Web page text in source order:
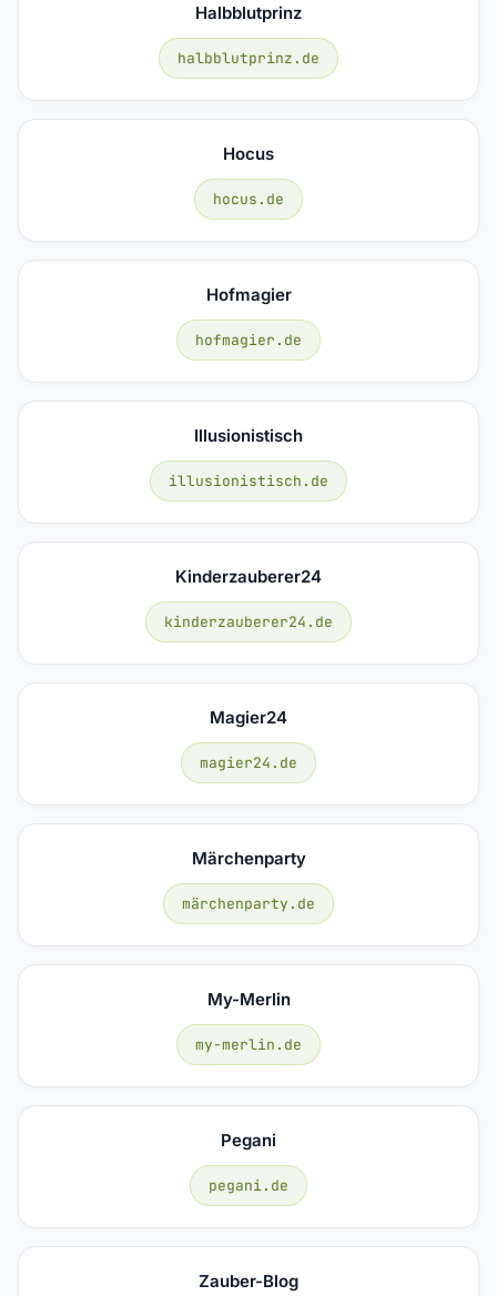
Halbblutprinz
halbblutprinz.de
Hocus
hocus.de
Hofmagier
hofmagier.de
Illusionistisch
illusionistisch.de
Kinderzauberer24
kinderzauberer24.de
Magier24
magier24.de
Märchenparty
märchenparty.de
My-Merlin
my-merlin.de
Pegani
pegani.de
Zauber-Blog